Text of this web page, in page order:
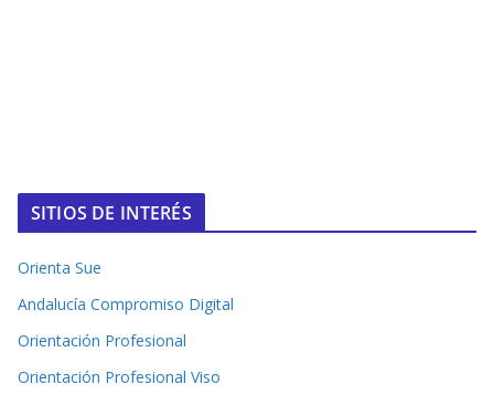
SITIOS DE INTERÉS
Orienta Sue
Andalucía Compromiso Digital
Orientación Profesional
Orientación Profesional Viso